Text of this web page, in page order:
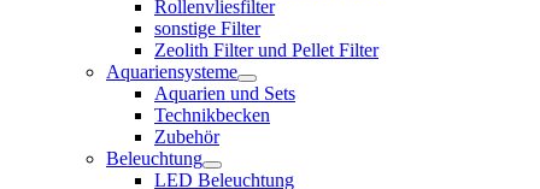
Rollenvliesfilter
sonstige Filter
Zeolith Filter und Pellet Filter
Aquariensysteme
Aquarien und Sets
Technikbecken
Zubehör
Beleuchtung
LED Beleuchtung